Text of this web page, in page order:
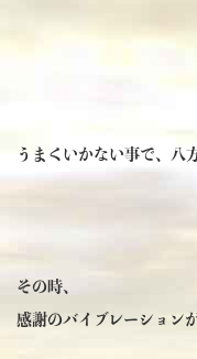
うまくいかない事で、八
その時、
感謝のバイブレーション